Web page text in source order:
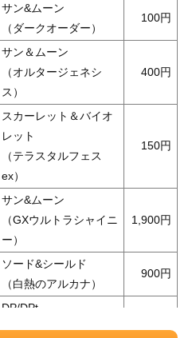
サン&ムーン
（ダークオーダー）
100
サン＆ムーン
（オルタージェネシ
ス）
400
スカーレット＆バイオ
レット
（テラスタルフェス
ex）
150
サン&ムーン
（GXウルトラシャイニ
ー）
1,900
ソード&シールド
（白熱のアルカナ）
900
DP/DPt
（PROMO（プロモ）/